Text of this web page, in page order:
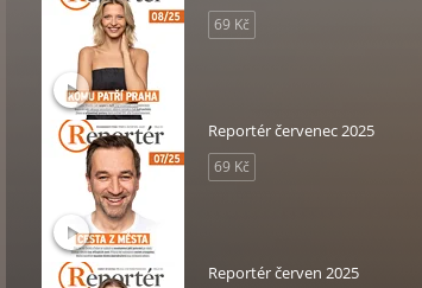
69 Kč
Reportér červenec 2025
69 Kč
Reportér červen 2025